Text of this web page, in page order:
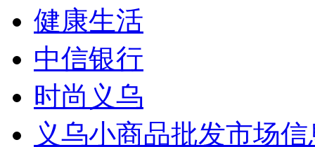
健康生活
中信银行
时尚义乌
义乌小商品批发市场